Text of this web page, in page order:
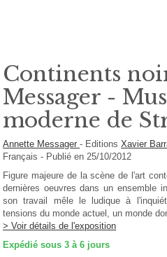
Continents
Messager -
moderne de
Annette Messager- EditionsXavier
Français- Publié en 25/10/2012
Figure majeure de la scène de l'art
dernières oeuvres dans un ensemble
son travail mêle le ludique à
tensions du monde actuel, un monde
> Voir détails de l'exposition
Expédié sous 3 à 6 jours